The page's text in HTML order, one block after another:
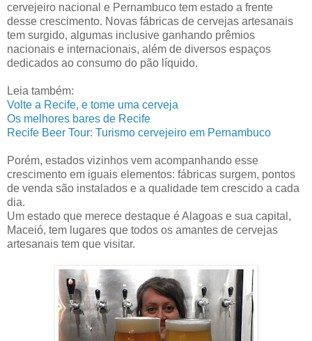
cervejeiro nacional e Pernambuco tem estado a frente
desse crescimento. Novas fábricas de cervejas artesanais
tem surgido, algumas inclusive ganhando prêmios
nacionais e internacionais, além de diversos espaços
dedicados ao consumo do pão líquido.
Leia também:
Volte a Recife, e tome uma cerveja
Os melhores bares de Recife
Recife Beer Tour: Turismo cervejeiro em Pernambuco
Porém, estados vizinhos vem acompanhando esse
crescimento em iguais elementos: fábricas surgem, pontos
de venda são instalados e a qualidade tem crescido a cada
dia.
Um estado que merece destaque é Alagoas e sua capital,
Maceió, tem lugares que todos os amantes de cervejas
artesanais tem que visitar.